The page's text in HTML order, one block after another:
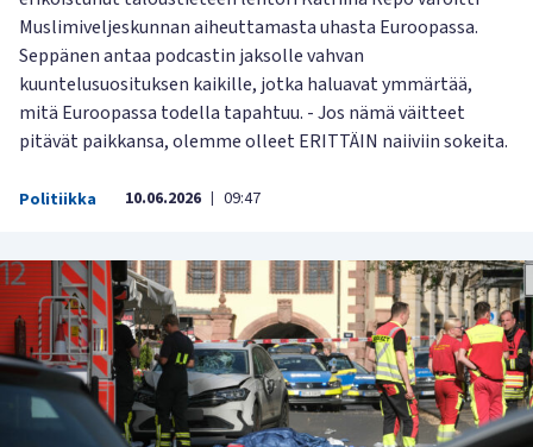
Muslimiveljeskunnan aiheuttamasta uhasta Euroopassa.
Seppänen antaa podcastin jaksolle vahvan
kuuntelusuosituksen kaikille, jotka haluavat ymmärtää,
mitä Euroopassa todella tapahtuu. - Jos nämä väitteet
pitävät paikkansa, olemme olleet ERITTÄIN naiiviin sokeita.
Politiikka 10.06.2026 | 09:47